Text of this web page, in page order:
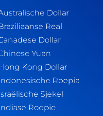
Dollar
Real
Dollar
Yuan
Kong Dollar
Roepia
Sjekel
Roepie